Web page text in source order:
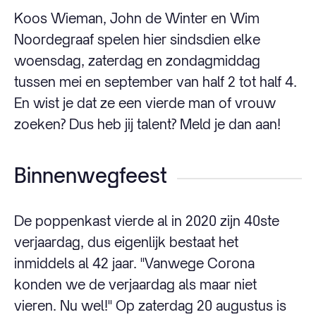
Koos Wieman, John de Winter en Wim
Noordegraaf spelen hier sindsdien elke
woensdag, zaterdag en zondagmiddag
tussen mei en september van half 2 tot half 4.
En wist je dat ze een vierde man of vrouw
zoeken? Dus heb jij talent? Meld je dan aan!
Binnenwegfeest
De poppenkast vierde al in 2020 zijn 40ste
verjaardag, dus eigenlijk bestaat het
inmiddels al 42 jaar. ''Vanwege Corona
konden we de verjaardag als maar niet
vieren. Nu wel!'' Op zaterdag 20 augustus is